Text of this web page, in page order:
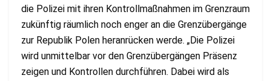
die Polizei mit ihren Kontrollmaßnahmen im Grenzraum
zukünftig räumlich noch enger an die Grenzübergänge
zur Republik Polen heranrücken werde. „Die Polizei
wird unmittelbar vor den Grenzübergängen Präsenz
zeigen und Kontrollen durchführen. Dabei wird als